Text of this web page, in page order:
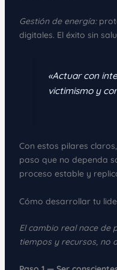
Gestión de energía:
digitales. El éxito sin
«Actuar con
victimismo y
Con estos pilares
paso que no dependa
proceso estable y
Cómo desarrollar tu
El cambio real nace de
tiempos y recursos, no